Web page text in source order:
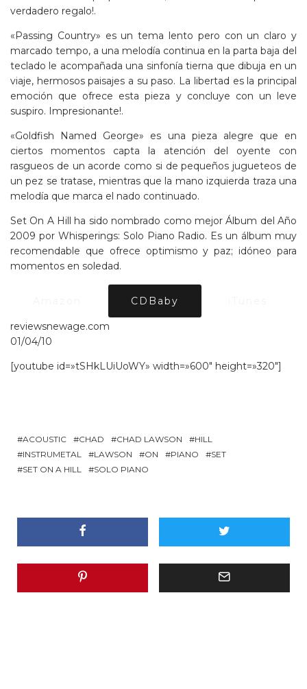
verdadero regalo!.
«Passing Country» es un tema lento pero con un claro y
marcado tempo, a una melodía continua en la parta baja del
teclado le acompañada una sinfonía tierna que dibuja en un
viaje, hermosos paisajes a su paso. La libertad es la principal
emoción que ofrece esta pieza y concluye con un leve
suspiro. Impresionante!.
«Goldfish Named George» es una pieza alegre que en
ciertos momentos capta la atención del oyente con
rasgueos de un acorde como si de pequeños jugueteos de
un pez se tratase, mientras que la mano izquierda traza una
melodía que marca el nado continuado.
Set On A Hill ha sido nombrado como mejor Álbum del Año
2009 por Whisperings: Solo Piano Radio. Es un álbum muy
recomendable que ofrece optimismo y paz; idóneo para
momentos en soledad.
CDBaby
reviewsnewage.com
01/04/10
[youtube id=»tSHkLUiUoWY» width=»600″ height=»320″]
ACOUSTIC CHAD CHAD LAWSON
HILL
INSTRUMETAL
LAWSON ON PIANO
SET
SET ON A HILL
SOLO PIANO